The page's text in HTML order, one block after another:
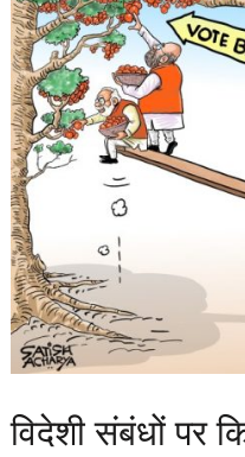
विदेशी संबंधों पर